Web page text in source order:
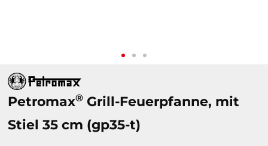
Petromax® Grill-Feuerpfanne, mit
Stiel 35 cm (gp35-t)